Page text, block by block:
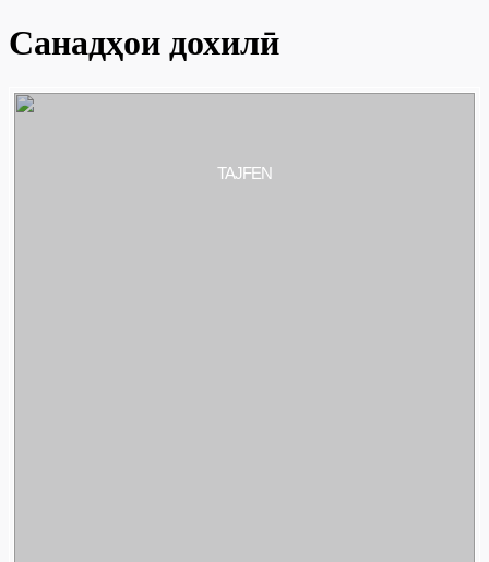
Санадҳои дохилӣ
TAJFEN